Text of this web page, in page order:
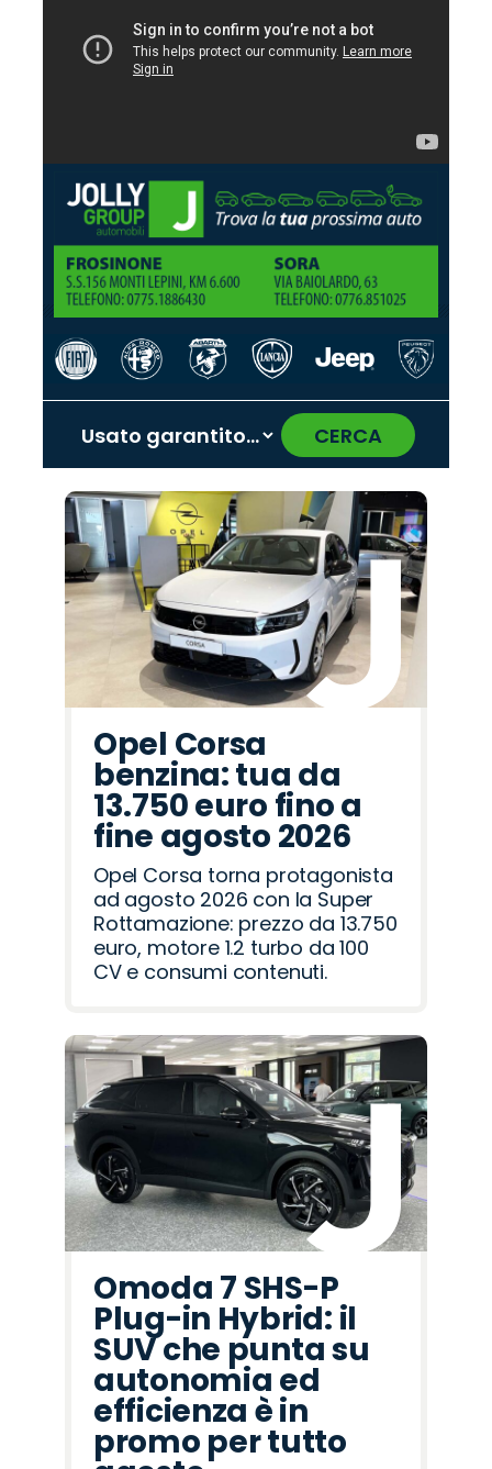
CERCA
Promo
Omoda
Promo
Opel
Promo
Lancia
Promo
Cupra
Promo
Seat
Promo
Land
Rover
Promo
Jaecoo
Promo
Abarth
Promo
Citroën
Promo
Hyundai
Promo
Fiat
Promo
Peugeot
Promo
Alfa
Romeo
Promo
Jeep
Promo
Mazda
‹ ›
Opel Corsa
benzina: tua da
13.750 euro fino a
fine agosto 2026
Opel Corsa torna protagonista
ad agosto 2026 con la Super
Rottamazione: prezzo da 13.750
euro, motore 1.2 turbo da 100
CV e consumi contenuti.
Omoda 7 SHS-P
Plug-in Hybrid: il
SUV che punta su
autonomia ed
efficienza è in
promo per tutto